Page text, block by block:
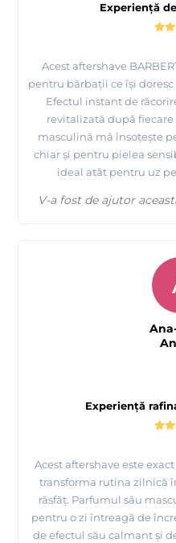
Experiență
Acest aftershave
pentru bărbații ce își
Efectul instant de
revitalizată după
masculină mă însoțește
chiar și pentru pielea
ideal atât pentru uz
V-a fost de ajutor
Experiență
Acest aftershave este
transforma rutina zilnică
răsfăț. Parfumul său
pentru o zi întreagă de
de efectul său calmant și